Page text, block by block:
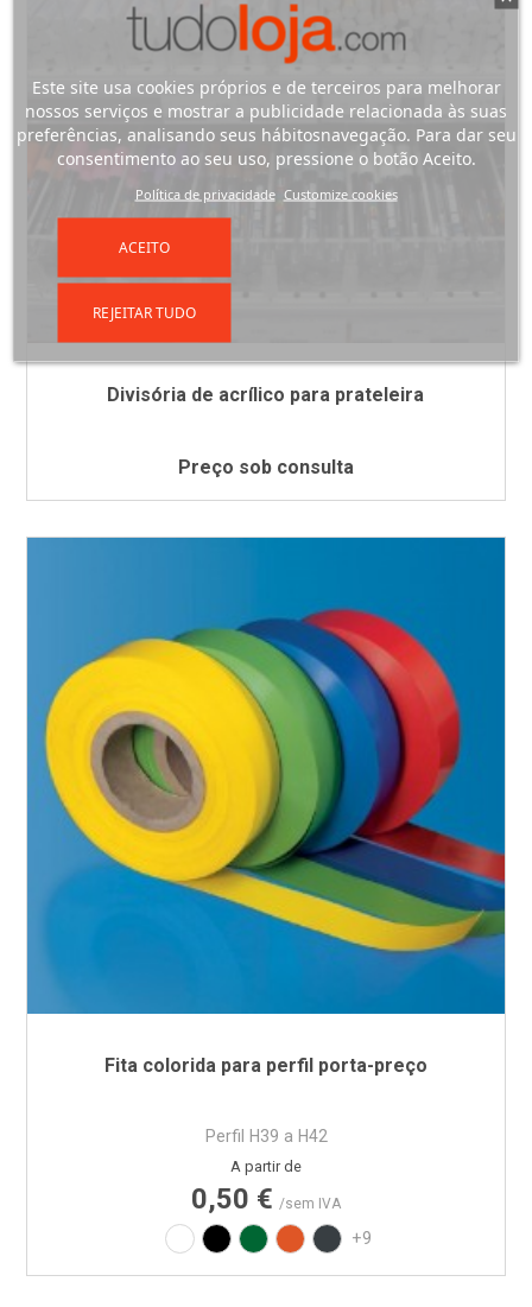
Divisória de acrílico para prateleira
Preço sob consulta
Fita colorida para perfil porta-preço
Perfil H39 a H42
Preço
A partir de
0,50 € /sem IVA
BrancoPreto Verde RAL6029
Laranja RAL2004
Cinza RAL7016
+9
Este site usa cookies próprios e de terceiros para melhorar
nossos serviços e mostrar a publicidade relacionada às suas
preferências, analisando seus hábitosnavegação. Para dar seu
consentimento ao seu uso, pressione o botão Aceito.
Política de privacidade Customize cookies
REJEITAR TUDO
ACEITO